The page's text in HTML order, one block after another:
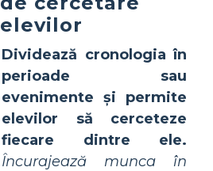
elevilor
Dividează cronologia în
perioade sau
evenimente și permite
elevilor să cerceteze
fiecare dintre ele.
Încurajează munca în